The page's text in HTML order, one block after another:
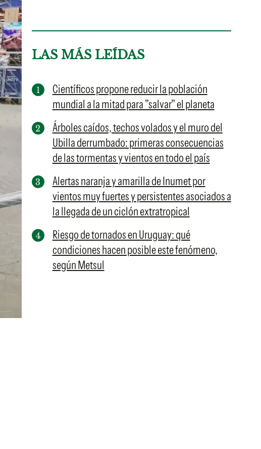
LAS MÁS LEÍDAS
Científicos propone reducir la población
mundial a la mitad para "salvar" el planeta
Árboles caídos, techos volados y el muro del
Ubilla derrumbado: primeras consecuencias
de las tormentas y vientos en todo el país
Alertas naranja y amarilla de Inumet por
vientos muy fuertes y persistentes asociados a
la llegada de un ciclón extratropical
Riesgo de tornados en Uruguay: qué
condiciones hacen posible este fenómeno,
según Metsul